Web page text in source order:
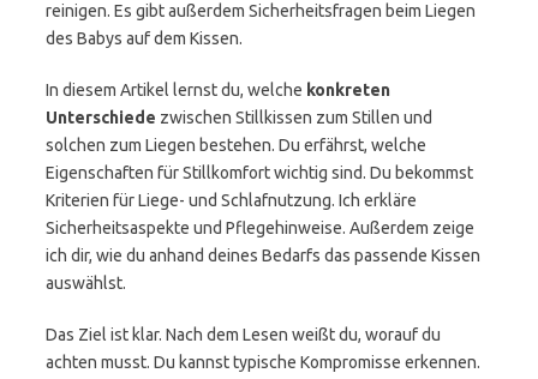
reinigen. Es gibt außerdem Sicherheitsfragen beim Liegen
des Babys auf dem Kissen.
In diesem Artikel lernst du, welche konkreten
Unterschiede zwischen Stillkissen zum Stillen und
solchen zum Liegen bestehen. Du erfährst, welche
Eigenschaften für Stillkomfort wichtig sind. Du bekommst
Kriterien für Liege- und Schlafnutzung. Ich erkläre
Sicherheitsaspekte und Pflegehinweise. Außerdem zeige
ich dir, wie du anhand deines Bedarfs das passende Kissen
auswählst.
Das Ziel ist klar. Nach dem Lesen weißt du, worauf du
achten musst. Du kannst typische Kompromisse erkennen.